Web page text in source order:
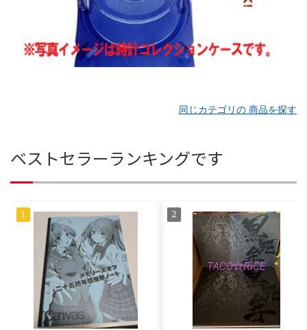
同じカテゴリの 商品を探す
ベストセラーランキングです